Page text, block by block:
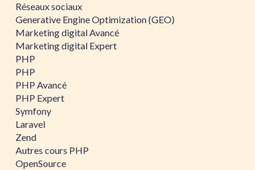
Réseaux sociaux
Generative Engine Optimization (GEO)
Marketing digital Avancé
Marketing digital Expert
PHP
PHP
PHP Avancé
PHP Expert
Symfony
Laravel
Zend
Autres cours PHP
OpenSource